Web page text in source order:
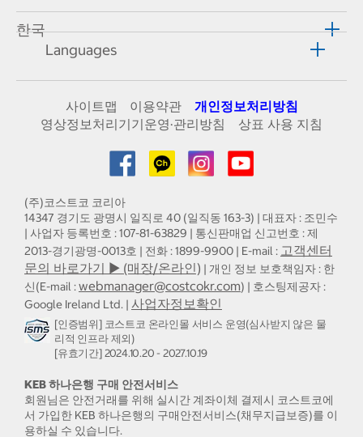
한국
Languages
사이트맵 이용약관
개인정보처리방침
영상정보처리기기운영·관리방침
상표 사용 지침
(주)코스트코 코리아
14347 경기도 광명시 일직로 40 (일직동 163-3) | 대표자 : 조민수
| 사업자 등록번호 : 107-81-63829 | 통신판매업 신고번호 : 제
2013-경기광명-0013호 | 전화 : 1899-9900 | E-mail : 고객센터
문의 바로가기 ▶ (매장/온라인) | 개인 정보 보호책임자 : 한
신(E-mail :webmanager@costcokr.com) | 호스팅제공자 :
Google Ireland Ltd. | 사업자정보확인
[인증범위] 코스트코 온라인몰 서비스 운영(심사받지 않은 물
리적 인프라 제외)
[유효기간] 2024.10.20 - 2027.10.19
KEB 하나은행 구매 안전서비스
회원님은 안전거래를 위해 실시간 계좌이체 결제시 코스트코에
서 가입한 KEB 하나은행의 구매안전서비스(채무지급보증)를 이
용하실 수 있습니다.